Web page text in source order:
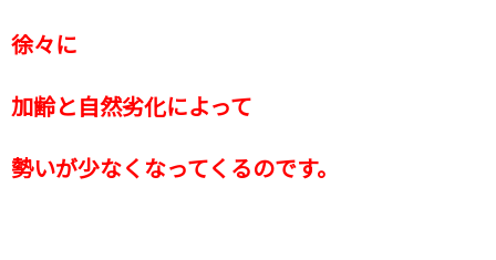
徐々に
加齢と自然劣化によって
勢いが少なくなってくるのです。